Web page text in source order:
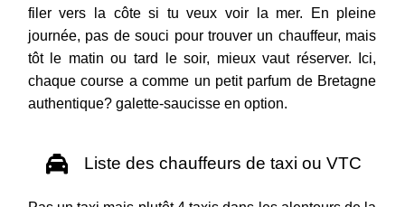
filer vers la côte si tu veux voir la mer. En pleine
journée, pas de souci pour trouver un chauffeur, mais
tôt le matin ou tard le soir, mieux vaut réserver. Ici,
chaque course a comme un petit parfum de Bretagne
authentique? galette-saucisse en option.
Liste des chauffeurs de taxi ou VTC